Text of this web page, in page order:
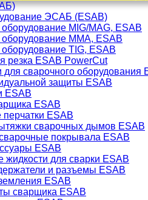
ЭСАБ (ESAB)
MIG/MAG, ESAB
ММА, ESAB
TIG, ESAB
резка ESAB PowerCut
для сварочного оборудования
защиты ESAB
ESAB
ESAB
ESAB
сварочных дымов ESAB
покрывала ESAB
ESAB
жидкости для сварки ESAB
и разъемы ESAB
ESAB
сварщика ESAB